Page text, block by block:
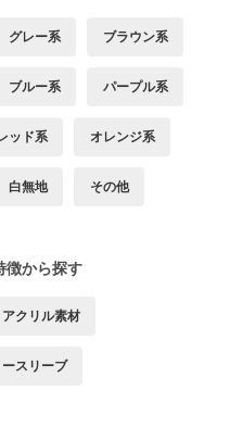
グレー系 ブラウン系
ブルー系 パープル系
ッド系 オレンジ系
白無地 その他
徴から探す
アクリル素材
ースリーブ